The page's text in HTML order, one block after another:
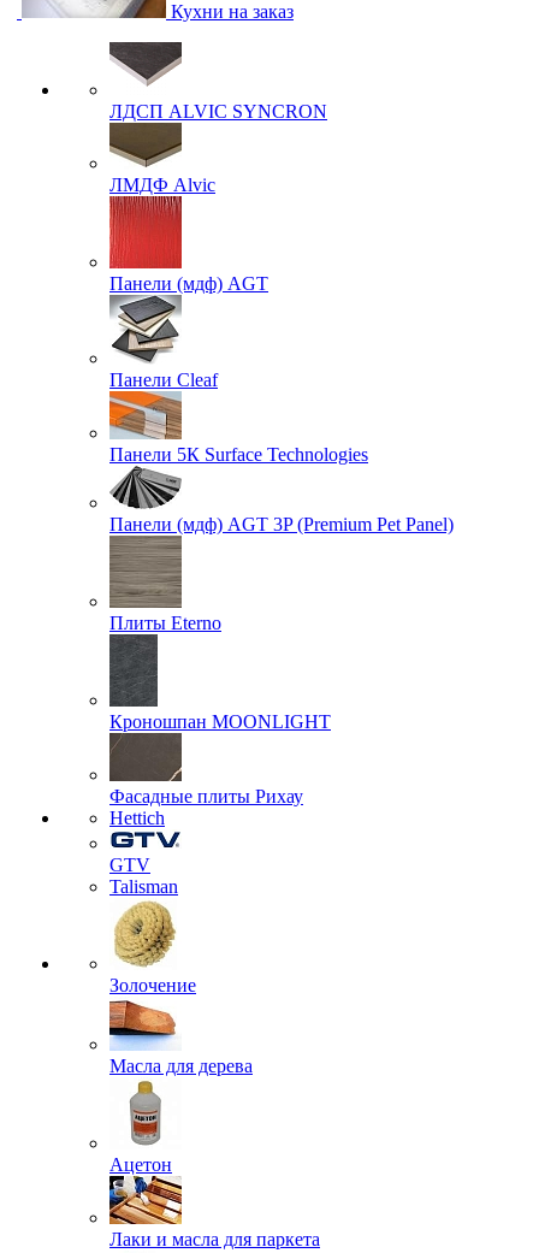
Кухни на заказ
ЛДСП ALVIC SYNCRON
ЛМДФ Alvic
Панели (мдф) AGT
Панели Cleaf
Панели 5К Surface Technologies
Панели (мдф) AGT 3P (Premium Pet Panel)
Плиты Eterno
Кроношпан MOONLIGHT
Фасадные плиты Рихау
Hettich
GTV
Talisman
Золочение
Масла для дерева
Ацетон
Лаки и масла для паркета